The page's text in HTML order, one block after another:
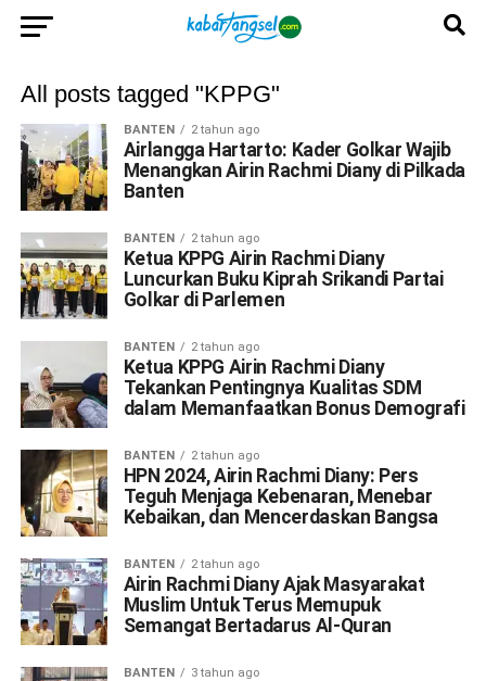
All posts tagged "KPPG"
BANTEN 2 tahun ago
Airlangga Hartarto: Kader Golkar Wajib
Menangkan Airin Rachmi Diany di Pilkada
Banten
BANTEN 2 tahun ago
Ketua KPPG Airin Rachmi Diany
Luncurkan Buku Kiprah Srikandi Partai
Golkar di Parlemen
BANTEN 2 tahun ago
Ketua KPPG Airin Rachmi Diany
Tekankan Pentingnya Kualitas SDM
dalam Memanfaatkan Bonus Demografi
BANTEN 2 tahun ago
HPN 2024, Airin Rachmi Diany: Pers
Teguh Menjaga Kebenaran, Menebar
Kebaikan, dan Mencerdaskan Bangsa
BANTEN 2 tahun ago
Airin Rachmi Diany Ajak Masyarakat
Muslim Untuk Terus Memupuk
Semangat Bertadarus Al-Quran
BANTEN 3 tahun ago